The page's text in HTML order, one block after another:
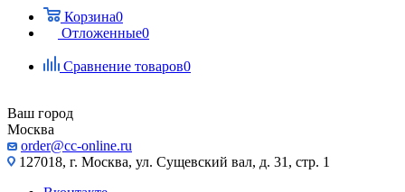
Корзина0
Отложенные0
Сравнение товаров0
Ваш город
Москва
order@cc-online.ru
127018, г. Москва, ул. Сущевский вал, д. 31, стр. 1